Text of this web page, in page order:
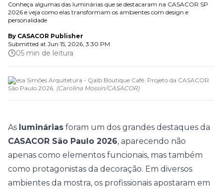
Conheça algumas das luminárias que se destacaram na CASACOR SP
2026 e veja como elas transformam os ambientes com design e
personalidade
By CASACOR Publisher
Submitted at Jun 15, 2026, 3:30 PM
05 min de leitura
Teresa Simões Arquitetura - Qalb Boutique Café. Projeto da CASACOR
São Paulo 2026. (Carolina Mossin/CASACOR)
As luminárias foram um dos grandes destaques da
CASACOR São Paulo 2026, aparecendo não
apenas como elementos funcionais, mas também
como protagonistas da decoração. Em diversos
ambientes da mostra, os profissionais apostaram em